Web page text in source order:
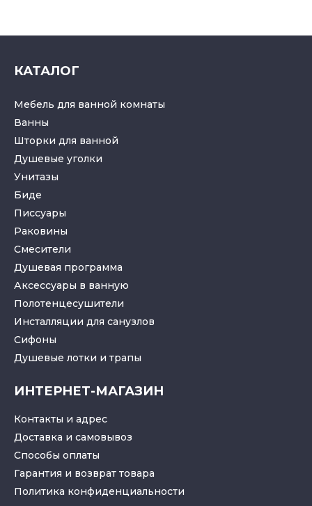
КАТАЛОГ
Мебель для ванной комнаты
Ванны
Шторки для ванной
Душевые уголки
Унитазы
Биде
Писсуары
Раковины
Смесители
Душевая программа
Аксессуары в ванную
Полотенцесушители
Инсталляции для санузлов
Cифоны
Душевые лотки и трапы
ИНТЕРНЕТ-МАГАЗИН
Контакты и адрес
Доставка и самовывоз
Способы оплаты
Гарантия и возврат товара
Политика конфиденциальности